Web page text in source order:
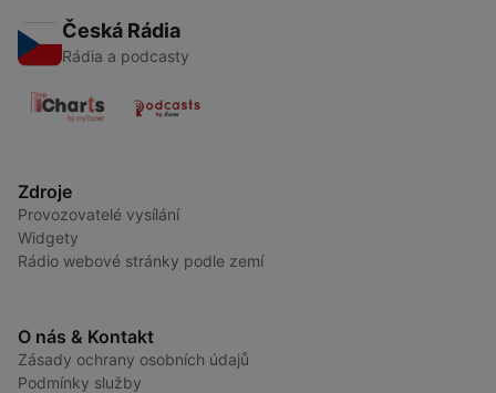
Česká Rádia
Rádia a podcasty
Zdroje
Provozovatelé vysílání
Widgety
Rádio webové stránky podle zemí
O nás & Kontakt
Zásady ochrany osobních údajů
Podmínky služby